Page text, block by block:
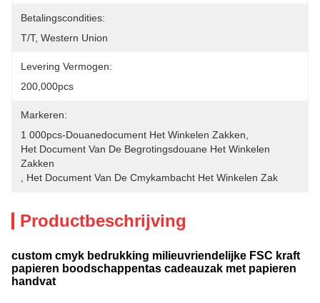
Betalingscondities:
T/T, Western Union
Levering Vermogen:
200,000pcs
Markeren:
1 000pcs-Douanedocument Het Winkelen Zakken
Het Document Van De Begrotingsdouane Het Winkelen
Zakken
Het Document Van De Cmykambacht Het Winkelen Zak
Productbeschrijving
custom cmyk bedrukking milieuvriendelijke FSC kraft
papieren boodschappentas cadeauzak met papieren
handvat